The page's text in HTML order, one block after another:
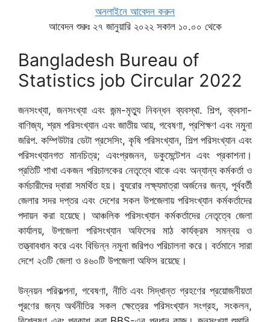
অনলাইনে আবেদন করুন
আবেদন শুরুঃ ২৭ জানুয়ারি ২০২২ সকাল ১০.০০ থেকে
Bangladesh Bureau of
Statistics job Circular 2022
জনসংখ্যা, জনসংখ্যা এবং জন্ম-মৃত্যু নিবন্ধন ব্যবস্থা. শিল্প, ব্যবসা-
বাণিজ্য, শ্রম পরিসংখ্যান এবং জাতীয় আয়, গবেষণা, প্রশিক্ষণ এবং নমুনা
জরিপ. কম্পিউটার ডেটা প্রসেসিং, কৃষি পরিসংখ্যান, শিল্প পরিসংখ্যান এবং
পরিসংখ্যানগত মানচিত্র; এবংপ্রজনন, ডকুমেন্টেশন এবং প্রকাশনা।
প্রতিটি শাখা একজন পরিচালকের নেতৃত্বে থাকে এবং অন্যান্য কর্মকর্তা ও
কর্মচারীদের দ্বারা সমর্থিত হয়। ব্যুরোর লক্ষ্যমাত্রা অর্জনের জন্য, পূর্ববর্তী
জেলার সদর দপ্তর এবং দেশের সকল উপজেলায় পরিসংখ্যান কর্মকর্তাদের
পদায়ন করা হয়েছে। আঞ্চলিক পরিসংখ্যান কর্মকর্তাদের নেতৃত্বে জেলা
কার্যালয়, উপজেলা পরিসংখ্যান অফিসের মাঠ কার্যক্রম সমন্বয় ও
তত্ত্বাবধান করে এবং বিভিন্ন নমুনা জরিপও পরিচালনা করে। বর্তমানে সারা
দেশে ২৩টি জেলা ও ৪৬০টি উপজেলা অফিস রয়েছে।
উন্নয়ন পরিকল্পনা, গবেষণা, নীতি এবং সিদ্ধান্ত গ্রহণের প্রয়োজনীয়তা
পূরণের জন্য অর্থনীতির সকল ক্ষেত্রের পরিসংখ্যান সংগ্রহ, সংকলন,